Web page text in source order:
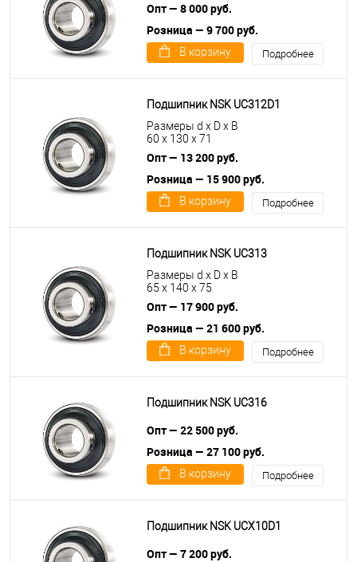
Опт — 8 000 руб.
Розница — 9 700 руб.
В корзину Подробнее
Подшипник NSK UC312D1
Размеры d x D x B
60 x 130 x 71
Опт — 13 200 руб.
Розница — 15 900 руб.
В корзину Подробнее
Подшипник NSK UC313
Размеры d x D x B
65 x 140 x 75
Опт — 17 900 руб.
Розница — 21 600 руб.
В корзину Подробнее
Подшипник NSK UC316
Опт — 22 500 руб.
Розница — 27 100 руб.
В корзину Подробнее
Подшипник NSK UCX10D1
Опт — 7 200 руб.